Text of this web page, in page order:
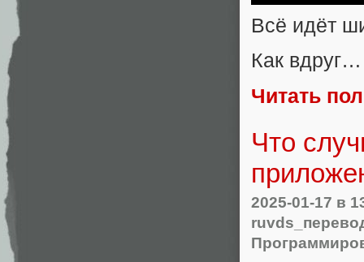
Всё идёт
Как вдруг…
Читать
Что
2025-01-17 в